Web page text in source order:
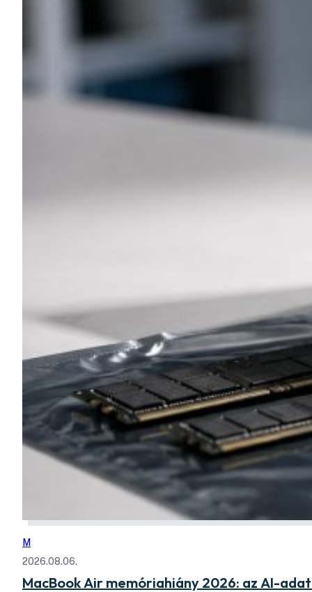
M
2026.08.06.
MacBook Air memóriahiány 2026: az AI-